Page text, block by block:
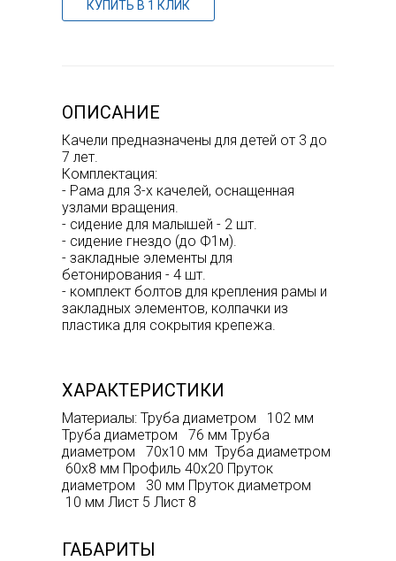
КУПИТЬ В 1 КЛИК
ОПИСАНИЕ
Качели предназначены для детей от 3 до
7 лет.
Комплектация:
- Рама для 3-х качелей, оснащенная
узлами вращения.
- сидение для малышей - 2 шт.
- сидение гнездо (до Ф1м).
- закладные элементы для
бетонирования - 4 шт.
- комплект болтов для крепления рамы и
закладных элементов, колпачки из
пластика для сокрытия крепежа.
ХАРАКТЕРИСТИКИ
Материалы: Труба диаметром 102 мм
Труба диаметром 76 мм Труба
диаметром 70х10 мм Труба диаметром
60х8 мм Профиль 40х20 Пруток
диаметром 30 мм Пруток диаметром
10 мм Лист 5 Лист 8
ГАБАРИТЫ